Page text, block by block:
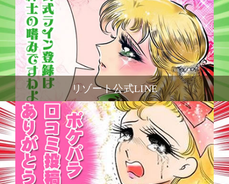
リゾート公式LINE